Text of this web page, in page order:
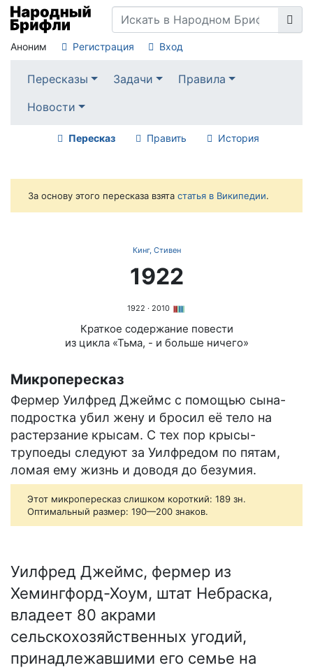
Аноним Регистрация Вход
Пересказы Задачи
Правила
Новости
Пересказ Править История
За основу этого пересказа взята статья в Википедии.
Кинг, Стивен
1922
1922 · 2010
Краткое содержание повести
из цикла «Тьма, - и больше ничего»
Микропересказ
Фермер Уилфред Джеймс с помощью сына-
подростка убил жену и бросил её тело на
растерзание крысам. С тех пор крысы-
трупоеды следуют за Уилфредом по пятам,
ломая ему жизнь и доводя до безумия.
Этот микропересказ слишком короткий: 189 зн.
Оптимальный размер: 190—200 знаков.
Уилфред Джеймс, фермер из
Хемингфорд-Хоум, штат Небраска,
владеет 80 акрами
сельскохозяйственных угодий,
принадлежавшими его семье на